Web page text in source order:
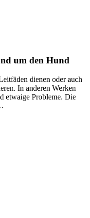
um den Hund
dienen oder auch
In anderen Werken
etwaige Probleme. Die